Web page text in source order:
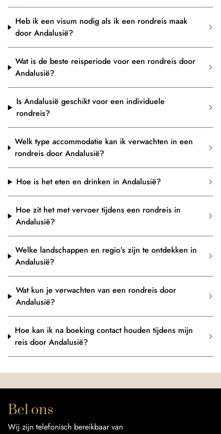
Heb ik een visum nodig als ik een rondreis maak
door Andalusië?
Wat is de beste reisperiode voor een rondreis door
Andalusië?
Is Andalusië geschikt voor een individuele
rondreis?
Welk type accommodatie kan ik verwachten in een
rondreis door Andalusië?
Hoe is het eten en drinken in Andalusië?
Hoe zit het met vervoer tijdens een rondreis in
Andalusië?
Welke landschappen en regio’s zijn te ontdekken in
Andalusië?
Wat kun je verwachten van een rondreis door
Andalusië?
Hoe kan ik na boeking contact houden tijdens mijn
reis door Andalusië?
Bel ons
Wij zijn telefonisch bereikbaar van